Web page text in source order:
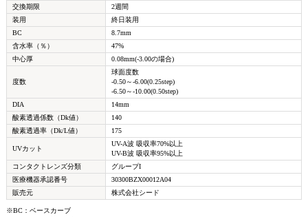
交換期限
2週間
装用
終日装用
BC
8.7mm
含水率（％）
47%
中心厚
0.08mm(-3.00の場合)
度数
球面度数
-0.50～-6.00(0.25step)
-6.50～-10.00(0.50step)
DIA
14mm
酸素透過係数（Dk値）
140
酸素透過率（Dk/L値）
175
UVカット
UV-A波 吸収率70%以上
UV-B波 吸収率95%以上
コンタクトレンズ分類
グループI
医療機器承認番号
30300BZX00012A04
販売元
株式会社シード
※BC：ベースカーブ